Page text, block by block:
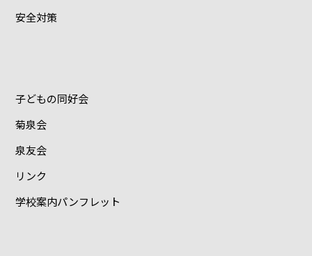
安全対策
子どもの同好会
菊泉会
泉友会
リンク
学校案内パンフレット